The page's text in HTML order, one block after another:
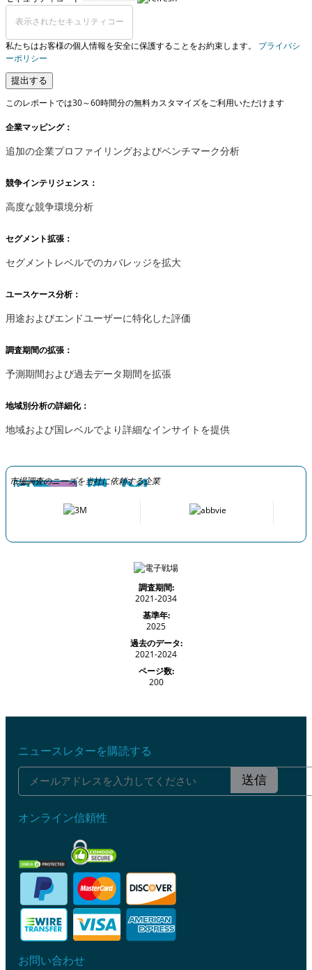
私たちはお客様の個人情報を安全に保護することをお約束します。 プライバシ
ーポリシー
提出する
このレポートでは30～60時間分の無料カスタマイズをご利用いただけます
企業マッピング：
追加の企業プロファイリングおよびベンチマーク分析
競争インテリジェンス：
高度な競争環境分析
セグメント拡張：
セグメントレベルでのカバレッジを拡大
ユースケース分析：
用途およびエンドユーザーに特化した評価
調査期間の拡張：
予測期間および過去データ期間を拡張
地域別分析の詳細化：
地域および国レベルでより詳細なインサイトを提供
市場調査のニーズを当社に依頼する企業
調査期間:
2021-2034
基準年:
2025
過去のデータ:
2021-2024
ページ数:
200
ニュースレターを購読する
送信
オンライン信頼性
お問い合わせ